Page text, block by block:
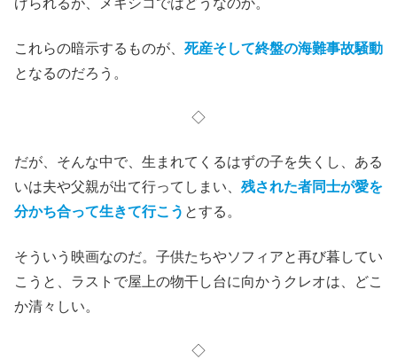
げられるが、メキシコではどうなのか。
これらの暗示するものが、 死産そして終盤の海難事故騒動
となるのだろう。
◇
だが、そんな中で、生まれてくるはずの子を失くし、ある
いは夫や父親が出て行ってしまい、 残された者同士が愛を
分かち合って生きて行こう とする。
そういう映画なのだ。子供たちやソフィアと再び暮してい
こうと、ラストで屋上の物干し台に向かうクレオは、どこ
か清々しい。
◇